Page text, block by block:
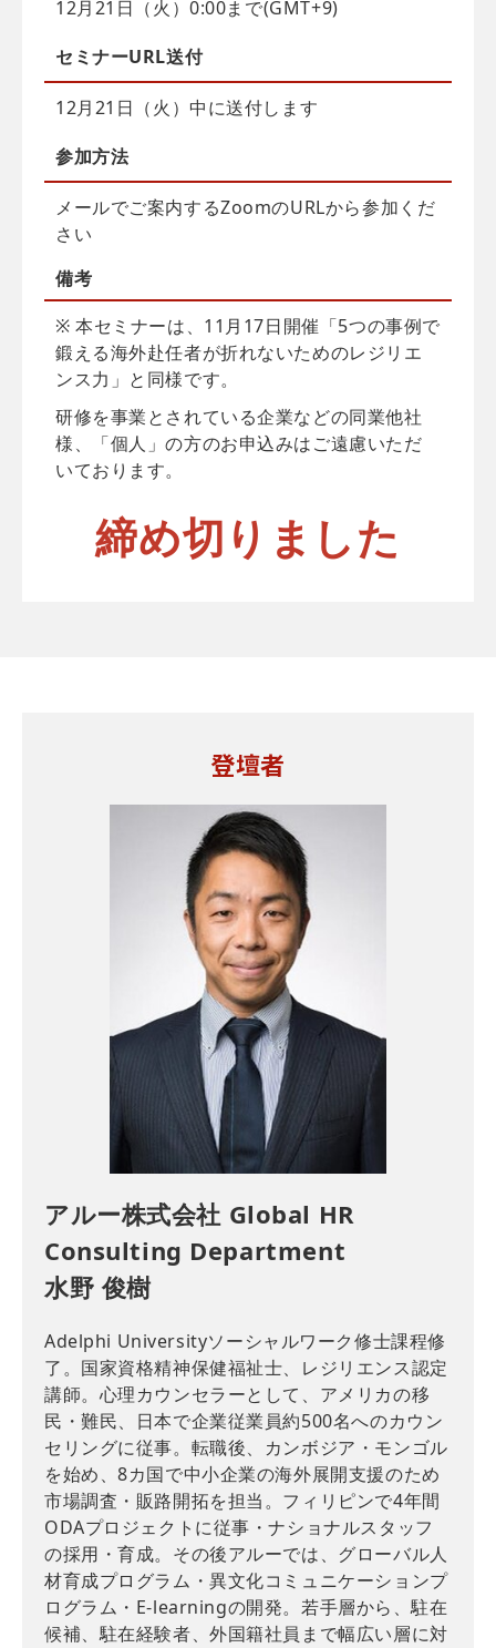
12月21日（火）0:00まで(GMT+9)
セミナーURL送付
12月21日（火）中に送付します
参加方法
メールでご案内するZoomのURLから参加くだ
さい
備考
※ 本セミナーは、11月17日開催「5つの事例で
鍛える海外赴任者が折れないためのレジリエ
ンス力」と同様です。
研修を事業とされている企業などの同業他社
様、「個人」の方のお申込みはご遠慮いただ
いております。
締め切りました
登壇者
アルー株式会社 Global HR
Consulting Department
水野 俊樹
Adelphi Universityソーシャルワーク修士課程修
了。国家資格精神保健福祉士、レジリエンス認定
講師。心理カウンセラーとして、アメリカの移
民・難民、日本で企業従業員約500名へのカウン
セリングに従事。転職後、カンボジア・モンゴル
を始め、8カ国で中小企業の海外展開支援のため
市場調査・販路開拓を担当。フィリピンで4年間
ODAプロジェクトに従事・ナショナルスタッフ
の採用・育成。その後アルーでは、グローバル人
材育成プログラム・異文化コミュニケーションプ
ログラム・E-learningの開発。若手層から、駐在
候補、駐在経験者、外国籍社員まで幅広い層に対